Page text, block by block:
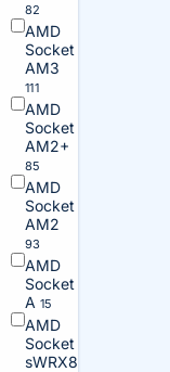
82
AMD
Socket
AM3
111
AMD
Socket
AM2+
85
AMD
Socket
AM2
93
AMD
Socket
A 15
AMD
Socket
sWRX8